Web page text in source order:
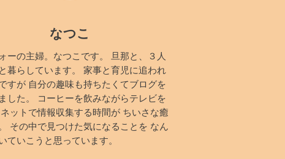
なつこ
ーの主婦。なつこです。 旦那と、３人
暮らしています。 家事と育児に追われ
すが 自分の趣味も持ちたくてブログを
した。 コーヒーを飲みながらテレビを
ットで情報収集する時間が ちいさな癒
その中で見つけた気になることを なん
ていこうと思っています。